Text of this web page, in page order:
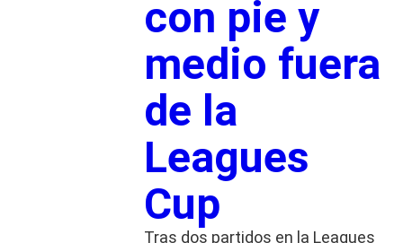
con pie y
medio fuera
de la
Leagues
Cup
Tras dos partidos en la Leagues